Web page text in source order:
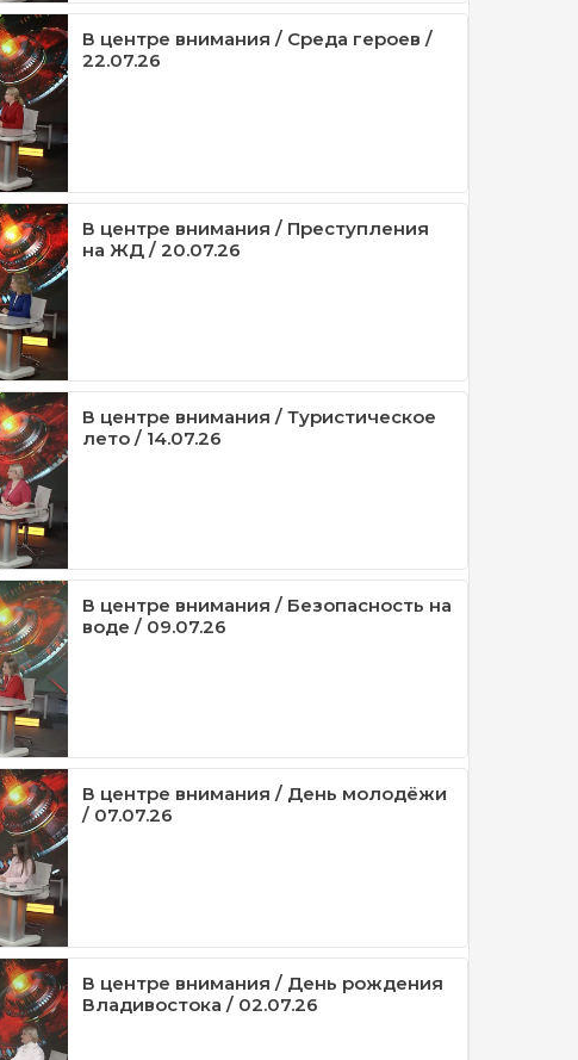
В центре внимания / Среда героев /
22.07.26
В центре внимания / Преступления
на ЖД / 20.07.26
В центре внимания / Туристическое
лето / 14.07.26
В центре внимания / Безопасность на
воде / 09.07.26
В центре внимания / День молодёжи
/ 07.07.26
В центре внимания / День рождения
Владивостока / 02.07.26